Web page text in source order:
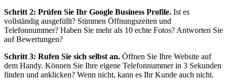
Schritt 2: Prüfen Sie Ihr Google Business Profile. Ist es
vollständig ausgefüllt? Stimmen Öffnungszeiten und
Telefonnummer? Haben Sie mehr als 10 echte Fotos? Antworten Sie
auf Bewertungen?
Schritt 3: Rufen Sie sich selbst an. Öffnen Sie Ihre Website auf
dem Handy. Können Sie Ihre eigene Telefonnummer in 3 Sekunden
finden und anklicken? Wenn nicht, kann es Ihr Kunde auch nicht.